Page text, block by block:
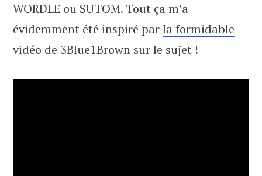
)
WORDLE ou SUTOM. Tout ça m’a
évidemment été inspiré parla formidable
vidéo de 3Blue1Brown sur le sujet !